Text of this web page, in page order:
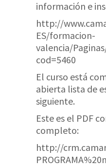
información e
http://
ES/formacion-
valencia/
cod=5460
El curso está
abierta lista de
siguiente.
Este es el PDF
completo:
http://